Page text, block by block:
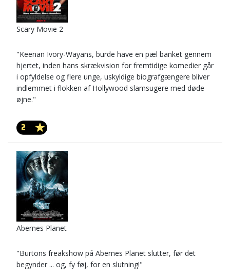
Scary Movie 2
"Keenan Ivory-Wayans, burde have en pæl banket gennem
hjertet, inden hans skrækvision for fremtidige komedier går
i opfyldelse og flere unge, uskyldige biografgængere bliver
indlemmet i flokken af Hollywood slamsugere med døde
øjne."
2
Abernes Planet
"Burtons freakshow på Abernes Planet slutter, før det
begynder ... og, fy føj, for en slutning!"